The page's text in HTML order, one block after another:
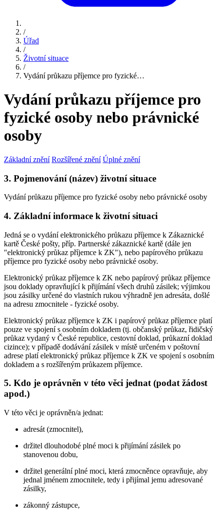
/
Úřad
/
Životní situace
/
Vydání průkazu příjemce pro fyzické…
Vydání průkazu příjemce pro
fyzické osoby nebo právnické
osoby
Základní znění Rozšířené znění Úplné znění
3. Pojmenování (název) životní situace
Vydání průkazu příjemce pro fyzické osoby nebo právnické osoby
4. Základní informace k životní situaci
Jedná se o vydání elektronického průkazu příjemce k Zákaznické
kartě České pošty, příp. Partnerské zákaznické kartě (dále jen
"elektronický průkaz příjemce k ZK"), nebo papírového průkazu
příjemce pro fyzické osoby nebo právnické osoby.
Elektronický průkaz příjemce k ZK nebo papírový průkaz příjemce
jsou doklady opravňující k přijímání všech druhů zásilek; výjimkou
jsou zásilky určené do vlastních rukou výhradně jen adresáta, došlé
na adresu zmocnitele - fyzické osoby.
Elektronický průkaz příjemce k ZK i papírový průkaz příjemce platí
pouze ve spojení s osobním dokladem (tj. občanský průkaz, řidičský
průkaz vydaný v České republice, cestovní doklad, průkazní doklad
cizince); v případě dodávání zásilek v místě určeném v poštovní
adrese platí elektronický průkaz příjemce k ZK ve spojení s osobním
dokladem a s rozšířeným průkazem příjemce.
5. Kdo je oprávněn v této věci jednat (podat žádost
apod.)
V této věci je oprávněn/a jednat:
adresát (zmocnitel),
držitel dlouhodobé plné moci k přijímání zásilek po
stanovenou dobu,
držitel generální plné moci, která zmocněnce opravňuje, aby
jednal jménem zmocnitele, tedy i přijímal jemu adresované
zásilky,
zákonný zástupce,